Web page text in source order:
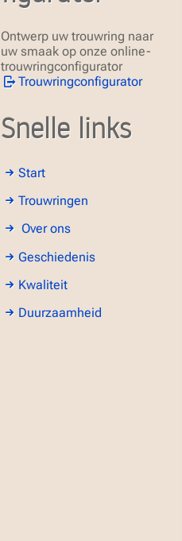
Ontwerp uw trouwring naar
uw smaak op onze online-
trouwringconfigurator
Trouwringconfigurator
Snelle links
Start
Trouwringen
Over ons
Geschiedenis
Kwaliteit
Duurzaamheid